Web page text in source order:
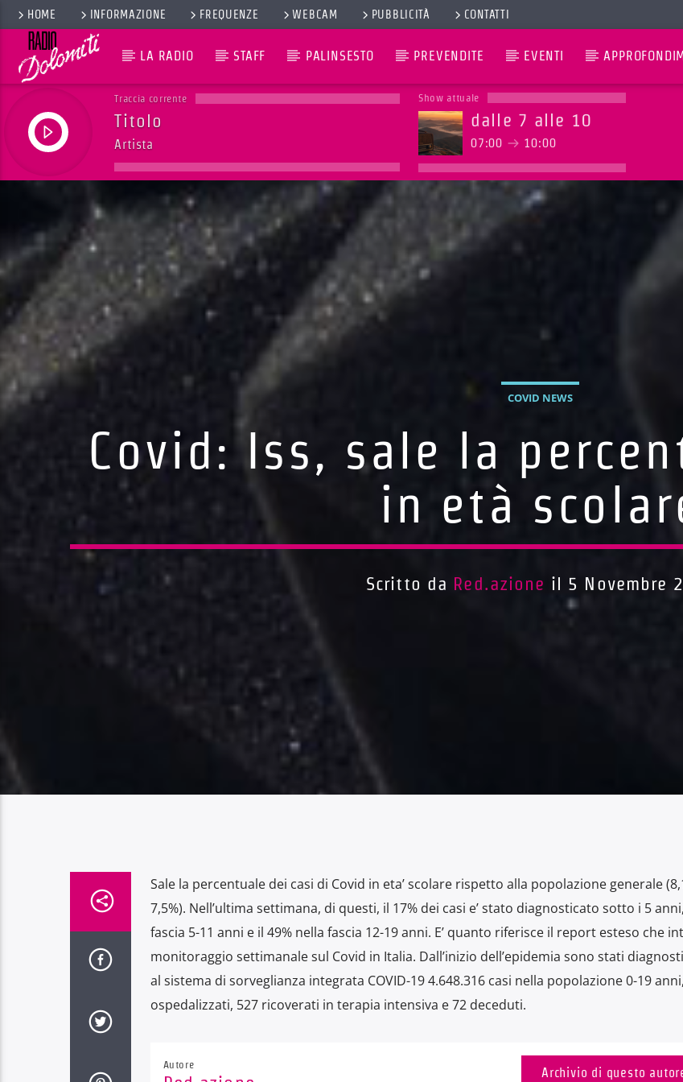
HOME INFORMAZIONE FREQUENZE WEBCAM PUBBLICITÀ CONTATTI
LA RADIO STAFF PALINSESTO PREVENDITE EVENTI
Traccia corrente
Titolo
Artista
Show attuale
dalle 7 alle 10
07:00 10:00
COVID NEWS
Covid: Iss, sale la
in età
Scritto da Red.azione il 5 Novembre
Sale la percentuale dei casi di Covid in eta’ scolare rispetto alla popolazione generale
7,5%). Nell’ultima settimana, di questi, il 17% dei casi e’ stato diagnosticato sotto i 5
fascia 5-11 anni e il 49% nella fascia 12-19 anni. E’ quanto riferisce il report esteso che
monitoraggio settimanale sul Covid in Italia. Dall’inizio dell’epidemia sono stati
al sistema di sorveglianza integrata COVID-19 4.648.316 casi nella popolazione 0-19
ospedalizzati, 527 ricoverati in terapia intensiva e 72 deceduti.
Autore
Archivio di questo